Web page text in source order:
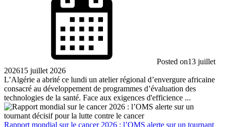
Posted on13 juillet
202615 juillet 2026
L’Algérie a abrité ce lundi un atelier régional d’envergure africaine
consacré au développement de programmes d’évaluation des
technologies de la santé. Face aux exigences d'efficience ...
Rapport mondial sur le cancer 2026 : l’OMS alerte sur un tournant